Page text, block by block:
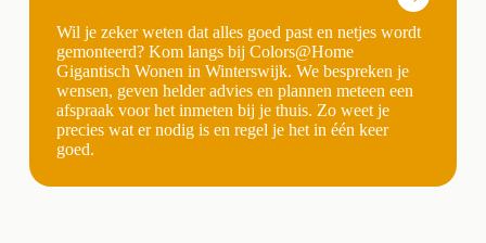
Wil je zeker weten dat alles goed past en netjes wordt
gemonteerd? Kom langs bij Colors@Home
Gigantisch Wonen in Winterswijk. We bespreken je
wensen, geven helder advies en plannen meteen een
afspraak voor het inmeten bij je thuis. Zo weet je
precies wat er nodig is en regel je het in één keer
goed.